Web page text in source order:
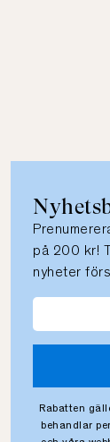
på 200 kr!
nyheter
Rabatten
behandlar